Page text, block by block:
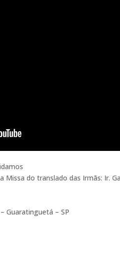
Missa do translado das Irmãs: Ir.
Guaratinguetá – SP